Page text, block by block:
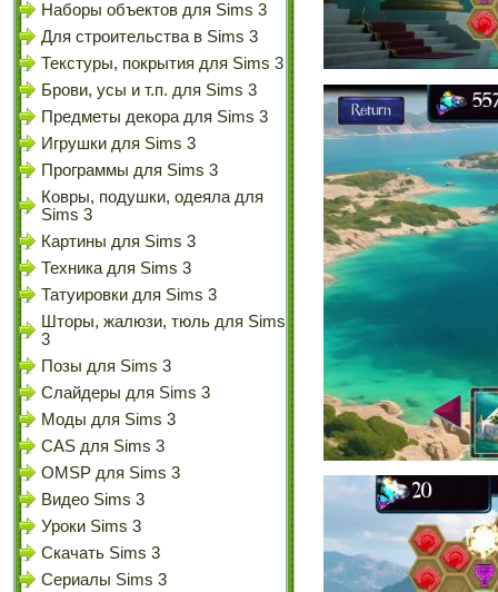
Наборы объектов для Sims 3
Для строительства в Sims 3
Текстуры, покрытия для Sims 3
Брови, усы и т.п. для Sims 3
Предметы декора для Sims 3
Игрушки для Sims 3
Программы для Sims 3
Ковры, подушки, одеяла для
Sims 3
Картины для Sims 3
Техника для Sims 3
Татуировки для Sims 3
Шторы, жалюзи, тюль для Sims
3
Позы для Sims 3
Слайдеры для Sims 3
Моды для Sims 3
CAS для Sims 3
OMSP для Sims 3
Видео Sims 3
Уроки Sims 3
Скачать Sims 3
Сериалы Sims 3